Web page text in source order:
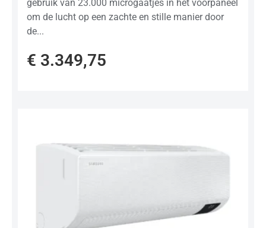
gebruik van 23.000 microgaatjes in het voorpaneel
om de lucht op een zachte en stille manier door
de...
€ 3.349,75